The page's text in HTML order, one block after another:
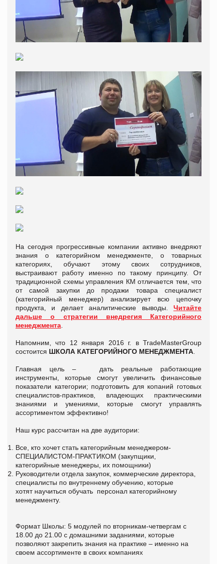
На сегодня прогрессивные компании активно внедряют
знания о категорийном менеджменте, о товарных
категориях, обучают этому своих сотрудников,
выстраивают работу именно по такому принципу. От
традиционной схемы управления КМ отличается тем, что
от самой закупки до продажи товара специалист
(категорийный менеджер) анализирует всю цепочку
продукта, и делает аналитические выводы. Читайте
дальше о стратегии внедрегия Категорийного
менеджмента
Напомним, что 12 января 2016 г. в TradeMasterGroup
состоится ШКОЛА КАТЕГОРИЙНОГО МЕНЕДЖМЕНТА
Главная цель – дать реальные работающие
инструменты, которые смогут увеличить финансовые
показатели категории; подготовить для копаний готовых
специалистов-практиков, владеющих практическими
знаниями и умениями, которые смогут управлять
ассортиментом эффективно!
Наш курс рассчитан на две аудитории:
Все, кто хочет стать категорийным менеджером-
СПЕЦИАЛИСТОМ-ПРАКТИКОМ (закупщики,
категорийные менеджеры, их помощники)
Руководители отдела закупок, коммерческие директора,
специалисты по внутреннему обучению, которые
хотят научиться обучать персонал категорийному
менеджменту.
Формат Школы: 5 модулей по вторникам-четвергам с
18.00 до 21.00 с домашними заданиями, которые
позволяют закрепить знания на практике – именно на
своем ассортименте в своих компаниях